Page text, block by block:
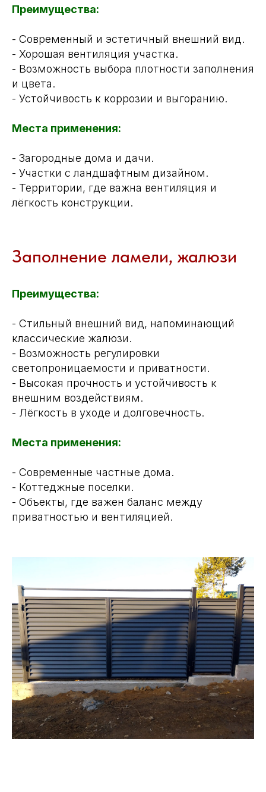
Преимущества:
- Современный и эстетичный внешний вид.
- Хорошая вентиляция участка.
- Возможность выбора плотности заполнения
и цвета.
- Устойчивость к коррозии и выгоранию.
Места применения:
- Загородные дома и дачи.
- Участки с ландшафтным дизайном.
- Территории, где важна вентиляция и
лёгкость конструкции.
Заполнение ламели, жалюзи
Преимущества:
- Стильный внешний вид, напоминающий
классические жалюзи.
- Возможность регулировки
светопроницаемости и приватности.
- Высокая прочность и устойчивость к
внешним воздействиям.
- Лёгкость в уходе и долговечность.
Места применения:
- Современные частные дома.
- Коттеджные поселки.
- Объекты, где важен баланс между
приватностью и вентиляцией.